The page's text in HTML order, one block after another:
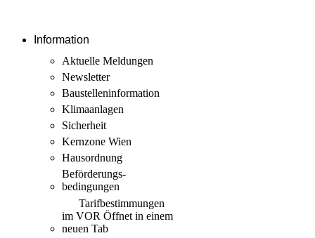
Information
Aktuelle Meldungen
Newsletter
Baustellen­information
Klimaanlagen
Sicherheit
Kernzone Wien
Hausordnung
Beförderungs­
bedingungen
Tarif­bestimmungen
im VOR Öffnet in einem
neuen Tab